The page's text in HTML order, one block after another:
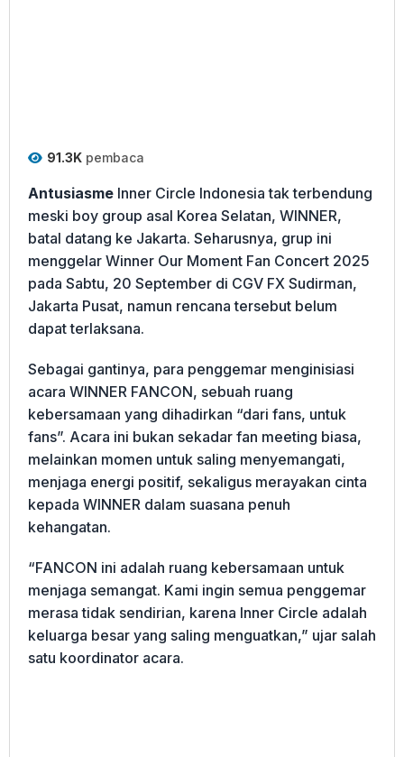
91.3K pembaca
Antusiasme Inner Circle Indonesia tak terbendung
meski boy group asal Korea Selatan, WINNER,
batal datang ke Jakarta. Seharusnya, grup ini
menggelar Winner Our Moment Fan Concert 2025
pada Sabtu, 20 September di CGV FX Sudirman,
Jakarta Pusat, namun rencana tersebut belum
dapat terlaksana.
Sebagai gantinya, para penggemar menginisiasi
acara WINNER FANCON, sebuah ruang
kebersamaan yang dihadirkan “dari fans, untuk
fans”. Acara ini bukan sekadar fan meeting biasa,
melainkan momen untuk saling menyemangati,
menjaga energi positif, sekaligus merayakan cinta
kepada WINNER dalam suasana penuh
kehangatan.
“FANCON ini adalah ruang kebersamaan untuk
menjaga semangat. Kami ingin semua penggemar
merasa tidak sendirian, karena Inner Circle adalah
keluarga besar yang saling menguatkan,” ujar salah
satu koordinator acara.